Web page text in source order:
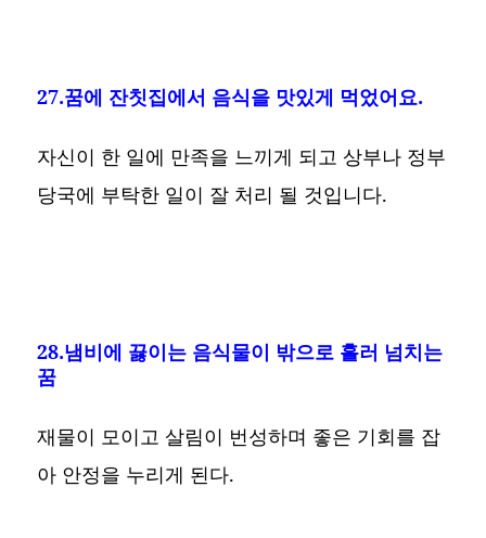
27.꿈에 잔칫집에서 음식을 맛있게 먹었어요.
자신이 한 일에 만족을 느끼게 되고 상부나 정부
당국에 부탁한 일이 잘 처리 될 것입니다.
28.냄비에 끓이는 음식물이 밖으로 흘러 넘치는
꿈
재물이 모이고 살림이 번성하며 좋은 기회를 잡
아 안정을 누리게 된다.